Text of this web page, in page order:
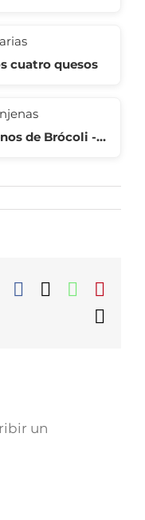
cuatro quesos
de Brócoli -…
Facebook
un